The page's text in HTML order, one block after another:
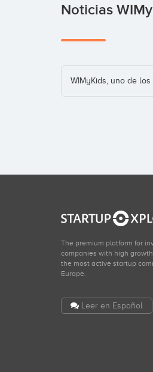
Noticias
WIMyKids, uno de
The premium platform for
companies with high
the most active startup
Europe.
Leer en Español